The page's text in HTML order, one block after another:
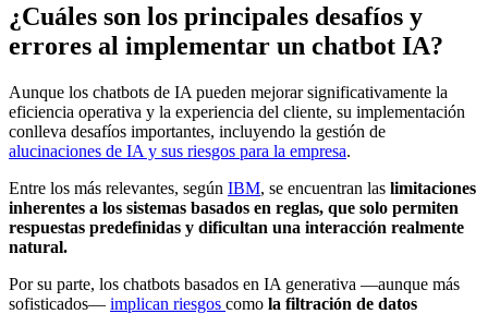
¿Cuáles son los principales desafíos y
errores al implementar un chatbot IA?
Aunque los chatbots de IA pueden mejorar significativamente la
eficiencia operativa y la experiencia del cliente, su implementación
conlleva desafíos importantes, incluyendo la gestión de
alucinaciones de IA y sus riesgos para la empresa.
Entre los más relevantes, según IBM, se encuentran las limitaciones
inherentes a los sistemas basados en reglas, que solo permiten
respuestas predefinidas y dificultan una interacción realmente
natural.
Por su parte, los chatbots basados en IA generativa —aunque más
sofisticados— implican riesgos como la filtración de datos